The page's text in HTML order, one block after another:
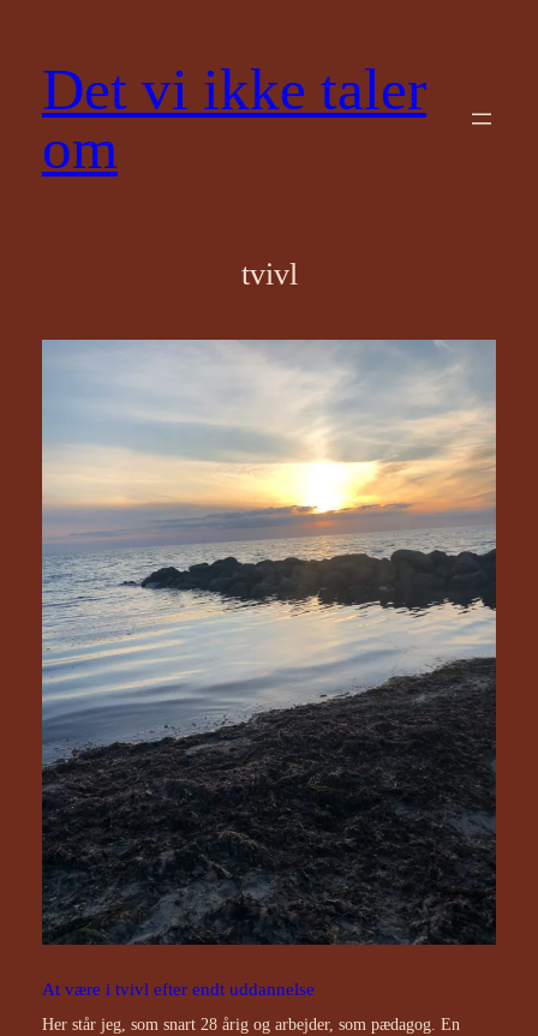
indholdDet vi ikke taler
om
tvivl
At være i tvivl efter endt uddannelse
Her står jeg, som snart 28 årig og arbejder, som pædagog. En